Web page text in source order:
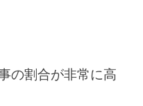
の割合が非常に高